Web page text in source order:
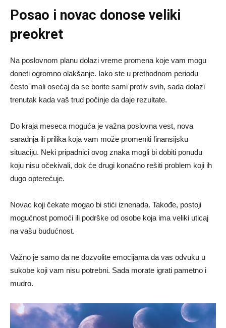
Posao i novac donose veliki
preokret
Na poslovnom planu dolazi vreme promena koje vam mogu
doneti ogromno olakšanje. Iako ste u prethodnom periodu
često imali osećaj da se borite sami protiv svih, sada dolazi
trenutak kada vaš trud počinje da daje rezultate.
Do kraja meseca moguća je važna poslovna vest, nova
saradnja ili prilika koja vam može promeniti finansijsku
situaciju. Neki pripadnici ovog znaka mogli bi dobiti ponudu
koju nisu očekivali, dok će drugi konačno rešiti problem koji ih
dugo opterećuje.
Novac koji čekate mogao bi stići iznenada. Takođe, postoji
mogućnost pomoći ili podrške od osobe koja ima veliki uticaj
na vašu budućnost.
Važno je samo da ne dozvolite emocijama da vas odvuku u
sukobe koji vam nisu potrebni. Sada morate igrati pametno i
mudro.